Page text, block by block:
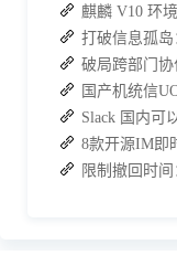
Slack 国内可